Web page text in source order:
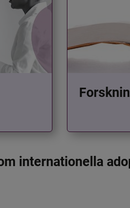
internationella